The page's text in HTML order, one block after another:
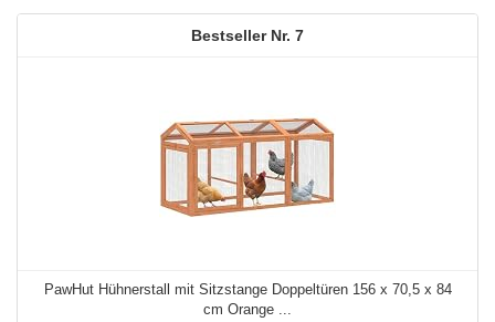
7
PawHut Hühnerstall mit Sitzstange Doppeltüren 156 x 70,5 x 84
cm Orange ...